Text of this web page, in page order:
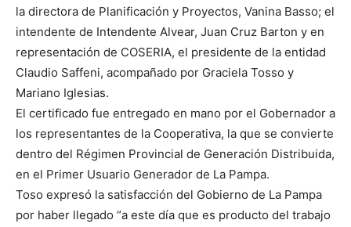
la directora de Planificación y Proyectos, Vanina Basso; el
intendente de Intendente Alvear, Juan Cruz Barton y en
representación de COSERIA, el presidente de la entidad
Claudio Saffeni, acompañado por Graciela Tosso y
Mariano Iglesias.
El certificado fue entregado en mano por el Gobernador a
los representantes de la Cooperativa, la que se convierte
dentro del Régimen Provincial de Generación Distribuida,
en el Primer Usuario Generador de La Pampa.
Toso expresó la satisfacción del Gobierno de La Pampa
por haber llegado “a este día que es producto del trabajo